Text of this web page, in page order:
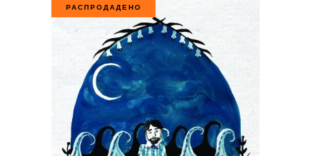
РАСПРОДАДЕНО